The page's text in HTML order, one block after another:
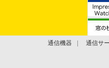
通信機器 通信サ